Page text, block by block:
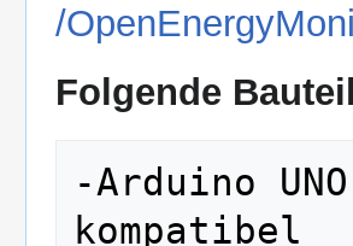
/
Folgende
-Arduino
kompatibel